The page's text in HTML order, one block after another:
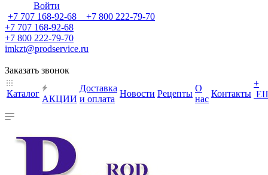
Войти
+7 707 168-92-68 +7 800 222-79-70
+7 707 168-92-68
+7 800 222-79-70
imkzt@prodservice.ru
Заказать звонок
Каталог
АКЦИИ
Доставка
и оплата
Новости Рецепты
О
нас
Контакты
+